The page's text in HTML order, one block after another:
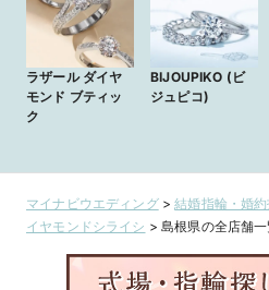
ラザール ダイヤ
モンド ブティッ
ク
BIJOUPIKO (ビ
ジュピコ)
マイナビウエディング>結婚指輪・婚
イヤモンドシライシ >島根県の全店舗